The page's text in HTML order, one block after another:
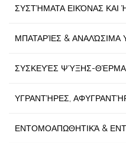
ΣΥΣΤΉΜΑΤΑ ΕΙΚΌΝΑΣ ΚΑΙ
ΜΠΑΤΑΡΊΕΣ & ΑΝΑΛΏΣΙΜΑ
ΣΥΣΚΕΥΈΣ ΨΎΞΗΣ-
ΥΓΡΑΝΤΉΡΕΣ,
ΕΝΤΟΜΟΑΠΩΘΗΤΙΚΆ &